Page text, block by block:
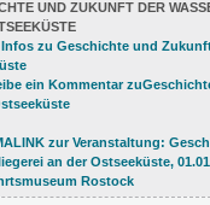
UND ZUKUNFT DER